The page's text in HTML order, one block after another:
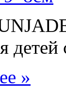
детей
»